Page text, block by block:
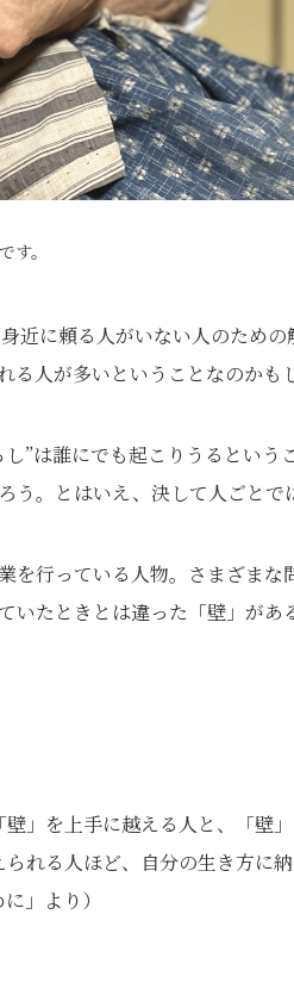
す。
近に頼る人がいない人のため
人が多いということなのかも
”は誰にでも起こりうるという
。とはいえ、決して人ごとで
を行っている人物。さまざまな
いたときとは違った「壁」があ
」を上手に越える人と、「壁
れる人ほど、自分の生き方に納
」より）